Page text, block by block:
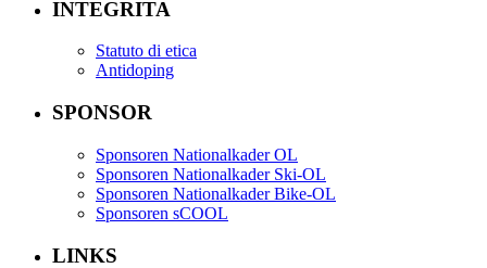
INTEGRITA
Statuto di etica
Antidoping
SPONSOR
Sponsoren Nationalkader OL
Sponsoren Nationalkader Ski-OL
Sponsoren Nationalkader Bike-OL
Sponsoren sCOOL
LINKS